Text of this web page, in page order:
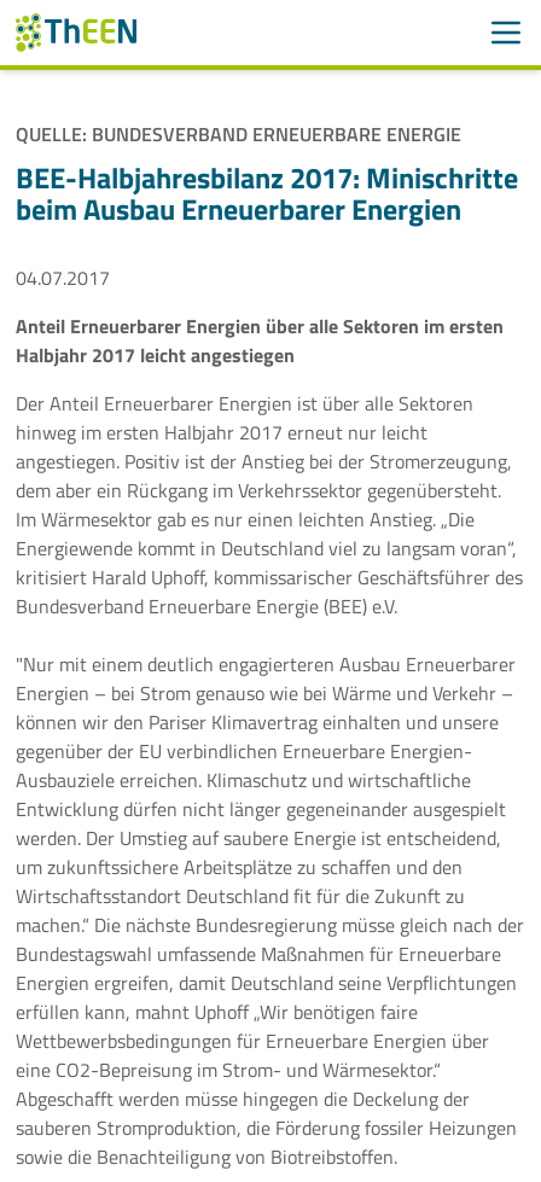
Navigation überspringen
ThEEN
Services
Mitglieder
Aktivitäten
Veranstaltungen
Aktuelles
Meldungen
Pressemeldungen
Statements
Positionen
Jobs
Mediathek
Akkreditierung
Mehr
QUELLE: BUNDESVERBAND ERNEUERBARE ENERGIE
BEE-Halbjahresbilanz 2017: Minischritte
beim Ausbau Erneuerbarer Energien
04.07.2017
Anteil Erneuerbarer Energien über alle Sektoren im ersten
Halbjahr 2017 leicht angestiegen
Der Anteil Erneuerbarer Energien ist über alle Sektoren
hinweg im ersten Halbjahr 2017 erneut nur leicht
angestiegen. Positiv ist der Anstieg bei der Stromerzeugung,
dem aber ein Rückgang im Verkehrssektor gegenübersteht.
Im Wärmesektor gab es nur einen leichten Anstieg. „Die
Energiewende kommt in Deutschland viel zu langsam voran“,
kritisiert Harald Uphoff, kommissarischer Geschäftsführer des
Bundesverband Erneuerbare Energie (BEE) e.V.
"Nur mit einem deutlich engagierteren Ausbau Erneuerbarer
Energien – bei Strom genauso wie bei Wärme und Verkehr –
können wir den Pariser Klimavertrag einhalten und unsere
gegenüber der EU verbindlichen Erneuerbare Energien-
Ausbauziele erreichen. Klimaschutz und wirtschaftliche
Entwicklung dürfen nicht länger gegeneinander ausgespielt
werden. Der Umstieg auf saubere Energie ist entscheidend,
um zukunftssichere Arbeitsplätze zu schaffen und den
Wirtschaftsstandort Deutschland fit für die Zukunft zu
machen.“ Die nächste Bundesregierung müsse gleich nach der
Bundestagswahl umfassende Maßnahmen für Erneuerbare
Energien ergreifen, damit Deutschland seine Verpflichtungen
erfüllen kann, mahnt Uphoff „Wir benötigen faire
Wettbewerbsbedingungen für Erneuerbare Energien über
eine CO2-Bepreisung im Strom- und Wärmesektor.“
Abgeschafft werden müsse hingegen die Deckelung der
sauberen Stromproduktion, die Förderung fossiler Heizungen
sowie die Benachteiligung von Biotreibstoffen.